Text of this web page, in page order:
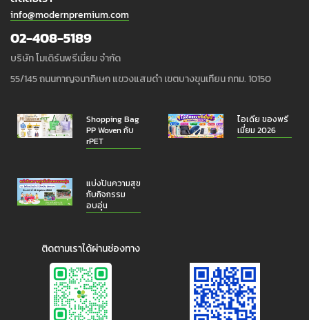
info@modernpremium.com
02-408-5189
บริษัท โมเดิร์นพรีเมี่ยม จำกัด
55/145 ถนนกาญจนาภิเษก แขวงแสมดำ เขตบางขุนเทียน กทม. 10150
Shopping Bag
PP Woven กับ
rPET
ไอเดีย ของพรี
เมี่ยม 2026
แบ่งปันความสุข
กับกิจกรรม
อบอุ่น
ติดตามเราได้ผ่านช่องทาง